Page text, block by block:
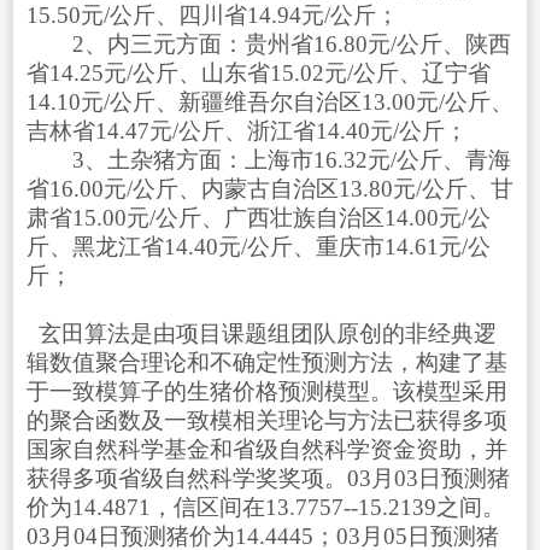
15.50元/公斤、四川省14.94元/公斤；
2、内三元方面：贵州省16.80元/公斤、陕西
省14.25元/公斤、山东省15.02元/公斤、辽宁省
14.10元/公斤、新疆维吾尔自治区13.00元/公斤、
吉林省14.47元/公斤、浙江省14.40元/公斤；
3、土杂猪方面：上海市16.32元/公斤、青海
省16.00元/公斤、内蒙古自治区13.80元/公斤、甘
肃省15.00元/公斤、广西壮族自治区14.00元/公
斤、黑龙江省14.40元/公斤、重庆市14.61元/公
斤；
玄田算法是由项目课题组团队原创的非经典逻
辑数值聚合理论和不确定性预测方法，构建了基
于一致模算子的生猪价格预测模型。该模型采用
的聚合函数及一致模相关理论与方法已获得多项
国家自然科学基金和省级自然科学资金资助，并
获得多项省级自然科学奖奖项。03月03日预测猪
价为14.4871，信区间在13.7757--15.2139之间。
03月04日预测猪价为14.4445；03月05日预测猪